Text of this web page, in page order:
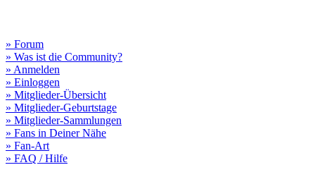
» Forum
» Was ist die Community?
» Anmelden
» Einloggen
» Mitglieder-Übersicht
» Mitglieder-Geburtstage
» Mitglieder-Sammlungen
» Fans in Deiner Nähe
» Fan-Art
» FAQ / Hilfe